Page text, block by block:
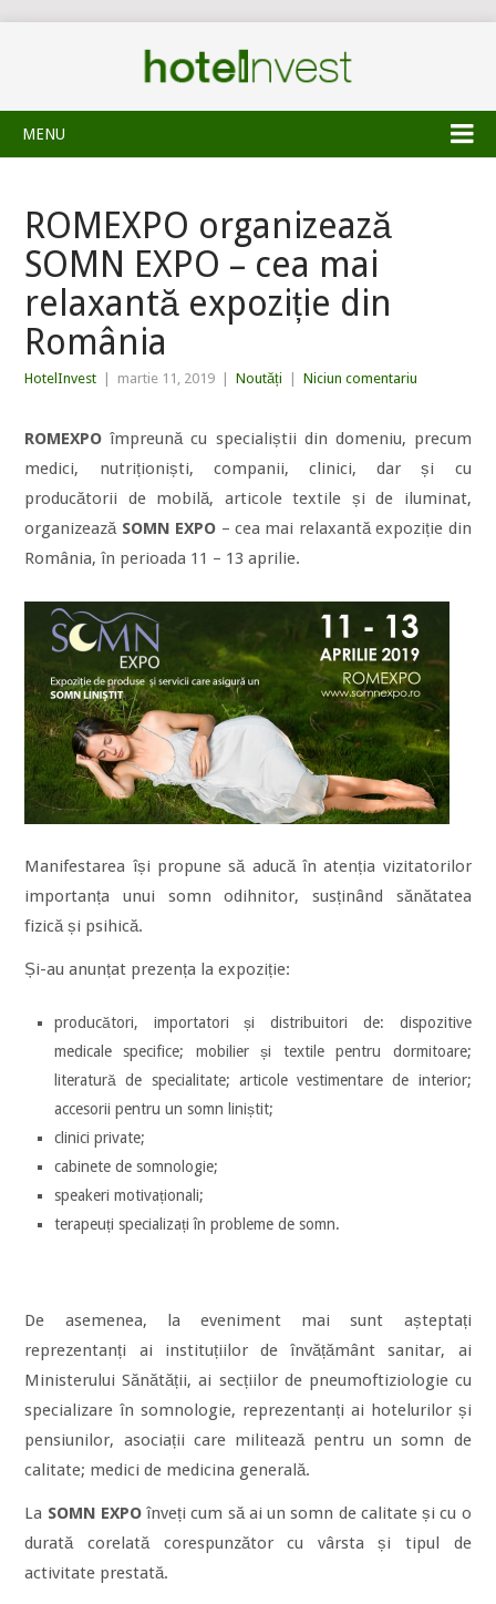
MENU
ROMEXPO organizează
SOMN EXPO – cea mai
relaxantă expoziție din
România
HotelInvest martie 11, 2019 Noutăți Niciun comentariu
ROMEXPO împreună cu specialiștii din domeniu, precum
medici, nutriționiști, companii, clinici, dar și cu
producătorii de mobilă, articole textile și de iluminat,
organizează SOMN EXPO – cea mai relaxantă expoziție din
România, în perioada 11 – 13 aprilie.
Manifestarea își propune să aducă în atenția vizitatorilor
importanța unui somn odihnitor, susținând sănătatea
fizică și psihică.
Și-au anunțat prezența la expoziție:
producători, importatori și distribuitori de: dispozitive
medicale specifice; mobilier și textile pentru dormitoare;
literatură de specialitate; articole vestimentare de interior;
accesorii pentru un somn liniștit;
clinici private;
cabinete de somnologie;
speakeri motivaționali;
terapeuți specializați în probleme de somn.
De asemenea, la eveniment mai sunt așteptați
reprezentanți ai instituțiilor de învățământ sanitar, ai
Ministerului Sănătății, ai secțiilor de pneumoftiziologie cu
specializare în somnologie, reprezentanți ai hotelurilor și
pensiunilor, asociații care militează pentru un somn de
calitate; medici de medicina generală.
La SOMN EXPOînveți cum să ai un somn de calitate și cu o
durată corelată corespunzător cu vârsta și tipul de
activitate prestată.